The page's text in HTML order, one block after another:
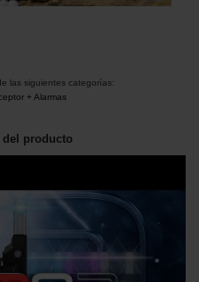
las siguientes categorías:
+ Alarmas
del producto